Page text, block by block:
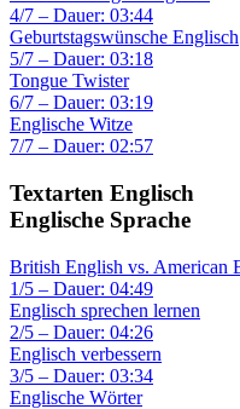
4/7 – Dauer: 03:44
Geburtstagswünsche Englisch
5/7 – Dauer: 03:18
Tongue Twister
6/7 – Dauer: 03:19
Englische Witze
7/7 – Dauer: 02:57
Textarten Englisch
Englische Sprache
British English vs. American
1/5 – Dauer: 04:49
Englisch sprechen lernen
2/5 – Dauer: 04:26
Englisch verbessern
3/5 – Dauer: 03:34
Englische Wörter